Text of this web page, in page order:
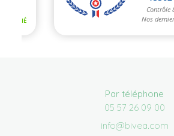
Par téléphone
05 57 26 09 00
info@bivea.com